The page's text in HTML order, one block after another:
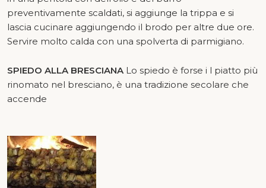
preventivamente scaldati, si aggiunge la trippa e si
lascia cucinare aggiungendo il brodo per altre due ore.
Servire molto calda con una spolverta di parmigiano.
SPIEDO ALLA BRESCIANA Lo spiedo è forse i l piatto più
rinomato nel bresciano, è una tradizione secolare che
accende